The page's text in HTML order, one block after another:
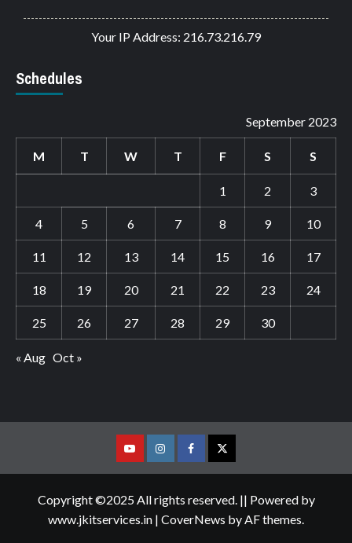
Your IP Address: 216.73.216.79
Schedules
September 2023
M T W T F S S
1 2 3
4 5 6 7 8 9 10
11 12 13 14 15 16 17
18 19 20 21 22 23 24
25 26 27 28 29 30
« Aug Oct »
YoutubeVimeoFacebookTwitter
Copyright ©2025 All rights reserved. || Powered by
www.jkitservices.in | CoverNews by AF themes.